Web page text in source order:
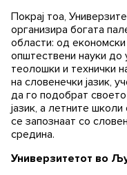
Покрај тоа,
организира богата
области: од
општествени науки до
теолошки и технички
на словенечки јазик,
да го подобрат
јазик, а летните
се запознаат со
средина.
Универзитетот во